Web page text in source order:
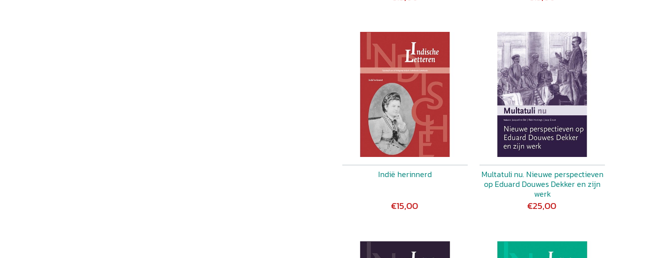
Indië herinnerd
€15,00
Multatuli nu. Nieuwe perspectieven
op Eduard Douwes Dekker en zijn
werk
€25,00